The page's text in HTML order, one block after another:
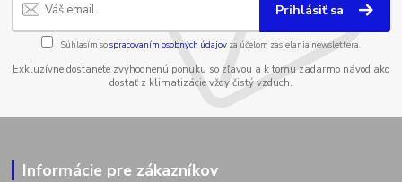
Prihlásiť sa
Súhlasím sospracovaním osobných údajov za účelom zasielania newslettera.
Exkluzívne dostanete zvýhodnenú ponuku so zľavou a k tomu zadarmo návod ako
dostať z klimatizácie vždy čistý vzduch.
Informácie pre zákazníkov